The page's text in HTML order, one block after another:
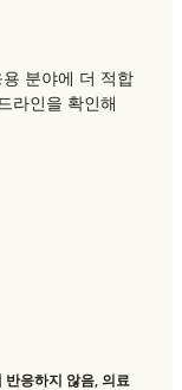
분야에 더 적합
라인을 확인해
반응하지 않음, 의료